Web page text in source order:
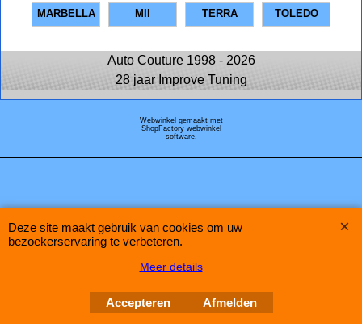
MARBELLA MII TERRA TOLEDO
Auto Couture 1998 - 2026
28 jaar Improve Tuning
Webwinkel gemaakt met
ShopFactory webwinkel
software.
Deze site maakt gebruik van cookies om uw
bezoekerservaring te verbeteren.
Meer details
Accepteren Afmelden